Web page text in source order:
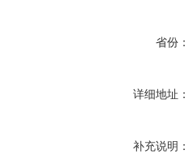
省份：
详细地址：
补充说明：